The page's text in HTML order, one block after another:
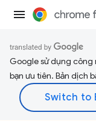
Google sử dụng công
bạn ưu tiên. Bản dịch